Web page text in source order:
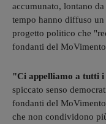
accumunato, lontano
tempo hanno diffuso
progetto politico che
fondanti del
"Ci appelliamo a tutti
spiccato senso
fondanti del
che non condividono